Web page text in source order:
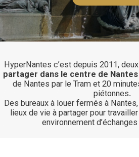
HyperNantes c’est depuis 2011,
partager dans le centre de Nantes
de Nantes par le Tram et 20
piétonnes.
Des bureaux à louer fermés à
lieux de vie à partager pour
environnement